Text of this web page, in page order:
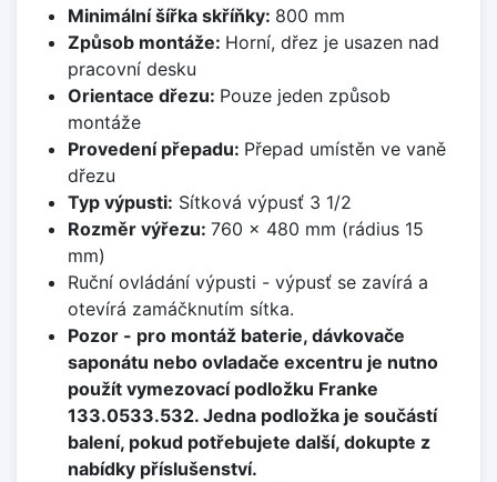
Minimální šířka skříňky: 800 mm
Způsob montáže: Horní, dřez je usazen nad
pracovní desku
Orientace dřezu: Pouze jeden způsob
montáže
Provedení přepadu: Přepad umístěn ve vaně
dřezu
Typ výpusti: Sítková výpusť 3 1/2
Rozměr výřezu: 760 x 480 mm (rádius 15
mm)
Ruční ovládání výpusti - výpusť se zavírá a
otevírá zamáčknutím sítka.
Pozor - pro montáž baterie, dávkovače
saponátu nebo ovladače excentru je nutno
použít vymezovací podložku Franke
133.0533.532. Jedna podložka je součástí
balení, pokud potřebujete další, dokupte z
nabídky příslušenství.